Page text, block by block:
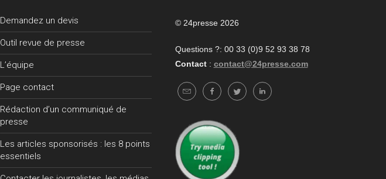
Demandez un devis
Outil revue de presse
L’équipe
Page contact
Rédaction d’un communiqué de
presse
Les articles sponsorisés : les 8 points
essentiels
© 24presse 2026
Questions ?: 00 33 (0)9 52 93 38 78
Contact : contact@24presse.com